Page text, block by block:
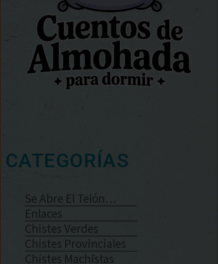
CATEGORÍAS
Se Abre El Telón…
Enlaces
Chistes Verdes
Chistes Provinciales
Chistes Machistas